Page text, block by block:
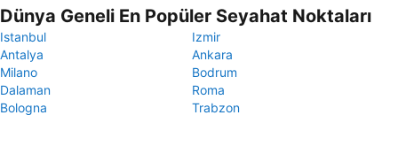
Dünya Geneli En Popüler Seyahat Noktaları
Istanbul
Izmir
Antalya
Ankara
Milano
Bodrum
Dalaman
Roma
Bologna
Trabzon